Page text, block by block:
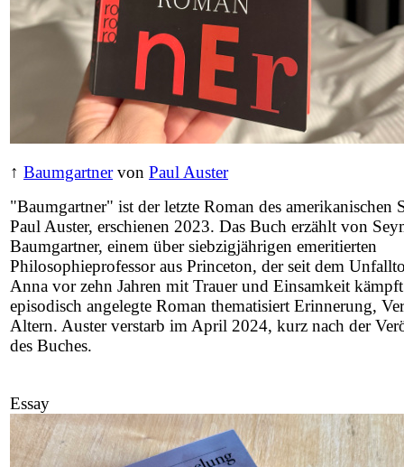
↑ Baumgartnervon Paul Auster
"Baumgartner" ist der letzte Roman des amerikanischen
Paul Auster, erschienen 2023. Das Buch erzählt von
Baumgartner, einem über siebzigjährigen emeritierten
Philosophieprofessor aus Princeton, der seit dem
Anna vor zehn Jahren mit Trauer und Einsamkeit
episodisch angelegte Roman thematisiert Erinnerung,
Altern. Auster verstarb im April 2024, kurz nach der
des Buches.
Essay